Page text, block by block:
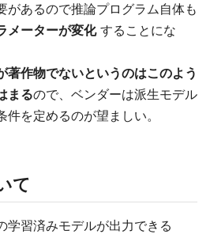
があるので推論プログラム自体も
メーターが変化することにな
著作物でないというのはこのよう
まるので、ベンダーは派生モデル
を定めるのが望ましい。
て
学習済みモデルが出力できる